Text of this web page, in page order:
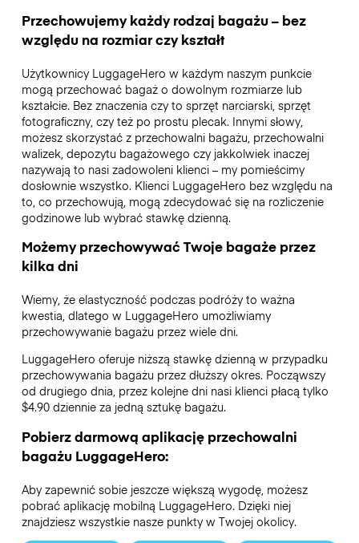
Przechowujemy każdy rodzaj bagażu – bez
względu na rozmiar czy kształt
Użytkownicy LuggageHero w każdym naszym punkcie
mogą przechować bagaż o dowolnym rozmiarze lub
kształcie. Bez znaczenia czy to sprzęt narciarski, sprzęt
fotograficzny, czy też po prostu plecak. Innymi słowy,
możesz skorzystać z przechowalni bagażu, przechowalni
walizek, depozytu bagażowego czy jakkolwiek inaczej
nazywają to nasi zadowoleni klienci – my pomieścimy
dosłownie wszystko. Klienci LuggageHero bez względu na
to, co przechowują, mogą zdecydować się na rozliczenie
godzinowe lub wybrać stawkę dzienną.
Możemy przechowywać Twoje bagaże przez
kilka dni
Wiemy, że elastyczność podczas podróży to ważna
kwestia, dlatego w LuggageHero umożliwiamy
przechowywanie bagażu przez wiele dni.
LuggageHero oferuje niższą stawkę dzienną w przypadku
przechowywania bagażu przez dłuższy okres. Począwszy
od drugiego dnia, przez kolejne dni nasi klienci płacą tylko
$4.90 dziennie za jedną sztukę bagażu.
Pobierz darmową aplikację przechowalni
bagażu LuggageHero:
Aby zapewnić sobie jeszcze większą wygodę, możesz
pobrać aplikację mobilną LuggageHero. Dzięki niej
znajdziesz wszystkie nasze punkty w Twojej okolicy.